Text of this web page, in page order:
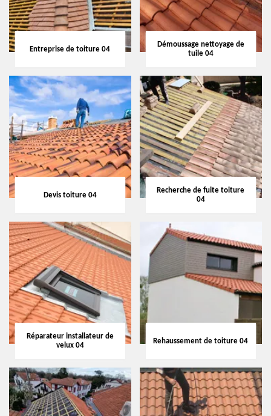
Entreprise de toiture 04
Démoussage nettoyage de
tuile 04
Devis toiture 04
Recherche de fuite toiture
04
Réparateur installateur de
velux 04
Rehaussement de toiture 04